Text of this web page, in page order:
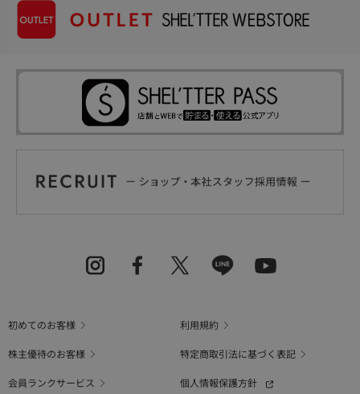
初めてのお客様
利用規約
株主優待のお客様
特定商取引法に基づく表記
会員ランクサービス
個人情報保護方針